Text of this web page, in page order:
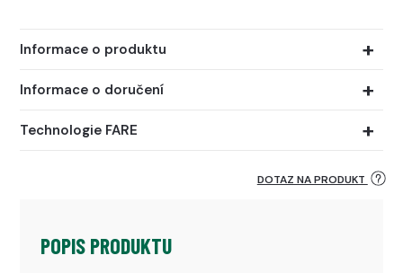
Informace o produktu
Informace o doručení
Technologie FARE
DOTAZ NA PRODUKT
POPIS PRODUKTU